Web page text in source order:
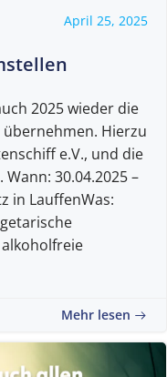
April 25, 2025
2025 wieder die
Hierzu
e.V., und die
30.04.2025 –
in LauffenWas:
Mehr lesen